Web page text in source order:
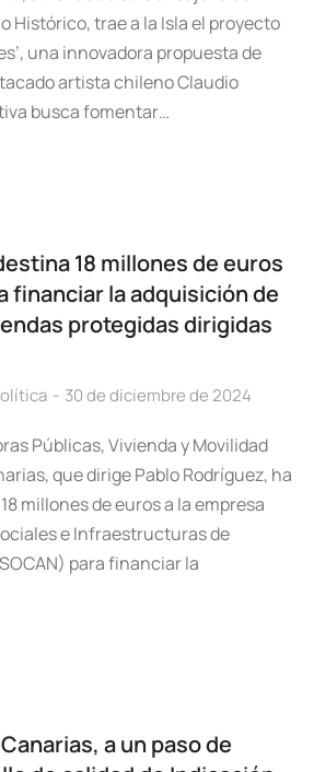
Histórico, trae a la Isla el proyecto
una innovadora propuesta de
artista chileno Claudio
busca fomentar…
18 millones de euros
financiar la adquisición de
protegidas dirigidas
30 de diciembre de 2024
Públicas, Vivienda y Movilidad
que dirige Pablo Rodríguez, ha
millones de euros a la empresa
e Infraestructuras de
para financiar la
a un paso de